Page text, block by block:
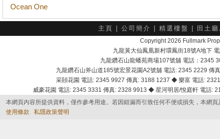
Ocean One
主頁 公司簡介 精選樓盤 田土
Copyright 2026 Fullmark
九龍黃大仙鳳凰新村環鳳街18號A地下
九龍鑽石山龍蟠苑商場107號舖 電話：2345
九龍鑽石山斧山道185號宏景花園A2號舖 電話: 2345 2229
采頣花園 電話: 2345 9927 傳真: 3188 1237 ◆ 樂富 電話:
威豪花園 電話: 2345 3331 傳真: 2328 9913 ◆ 星河明居/悅庭軒 電話
本網頁內容所提供資料，僅作參考用途。若因錯漏而引致任何不便或損失，本網
使用條款
私隱政策聲明